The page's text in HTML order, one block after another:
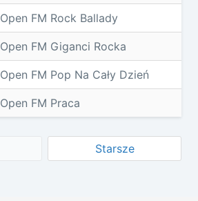
Open FM Rock Ballady
Open FM Giganci Rocka
Open FM Pop Na Cały Dzień
Open FM Praca
Starsze